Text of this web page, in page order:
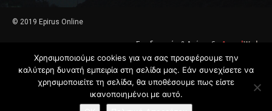
© 2019 Epirus Online
Σχεδιασμός & Ανάπτυξη AngelWeb
Χρησιμοποιούμε cookies για να σας προσφέρουμε την
καλύτερη δυνατή εμπειρία στη σελίδα μας. Εάν συνεχίσετε να
χρησιμοποιείτε τη σελίδα, θα υποθέσουμε πως είστε
ικανοποιημένοι με αυτό.